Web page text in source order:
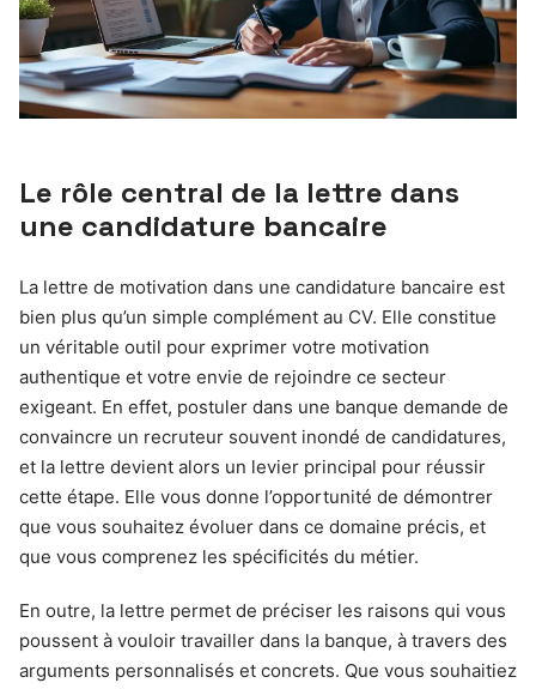
Le rôle central de la lettre dans
une candidature bancaire
La lettre de motivation dans une candidature bancaire est
bien plus qu’un simple complément au CV. Elle constitue
un véritable outil pour exprimer votre motivation
authentique et votre envie de rejoindre ce secteur
exigeant. En effet, postuler dans une banque demande de
convaincre un recruteur souvent inondé de candidatures,
et la lettre devient alors un levier principal pour réussir
cette étape. Elle vous donne l’opportunité de démontrer
que vous souhaitez évoluer dans ce domaine précis, et
que vous comprenez les spécificités du métier.
En outre, la lettre permet de préciser les raisons qui vous
poussent à vouloir travailler dans la banque, à travers des
arguments personnalisés et concrets. Que vous souhaitiez